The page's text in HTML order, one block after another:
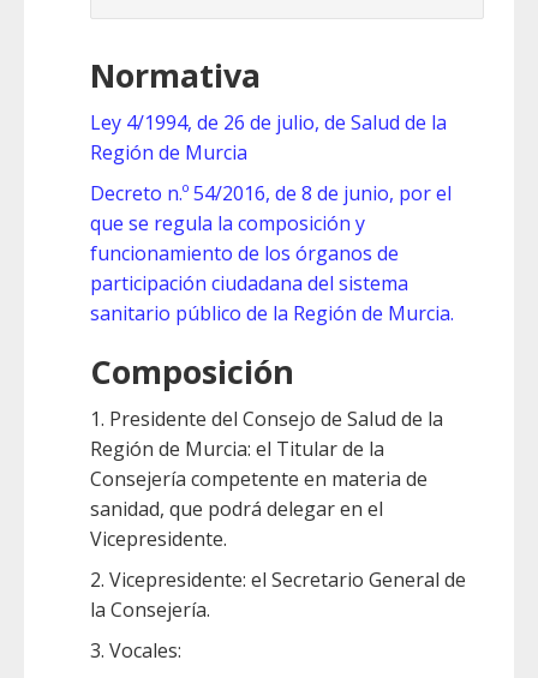
Normativa
Ley 4/1994, de 26 de julio, de Salud de la
Región de Murcia
Decreto n.º 54/2016, de 8 de junio, por el
que se regula la composición y
funcionamiento de los órganos de
participación ciudadana del sistema
sanitario público de la Región de Murcia.
Composición
1. Presidente del Consejo de Salud de la
Región de Murcia: el Titular de la
Consejería competente en materia de
sanidad, que podrá delegar en el
Vicepresidente.
2. Vicepresidente: el Secretario General de
la Consejería.
3. Vocales: